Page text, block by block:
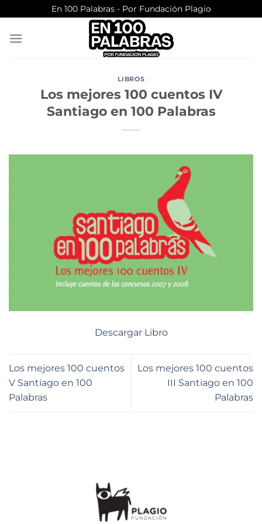
al
contenido
En 100 Palabras - Por Fundación Plagio
LIBROS
Los mejores 100 cuentos IV
Santiago en 100 Palabras
Descargar Libro
Los mejores 100 cuentos
V Santiago en 100
Palabras
Los mejores 100 cuentos
III Santiago en 100
Palabras